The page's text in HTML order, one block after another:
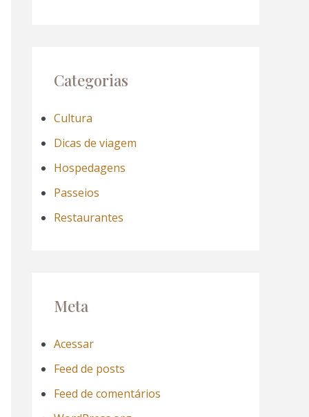
Categorias
Cultura
Dicas de viagem
Hospedagens
Passeios
Restaurantes
Meta
Acessar
Feed de posts
Feed de comentários